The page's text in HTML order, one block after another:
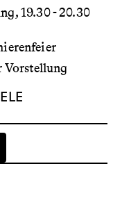
19.30 - 20.30